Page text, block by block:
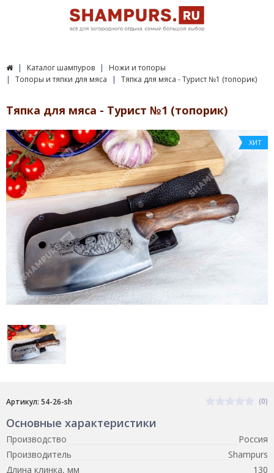
Каталог шампуров
Ножи и топоры
Топоры и тяпки для мяса
Тяпка для мяса - Турист №1 (топорик)
Тяпка для мяса - Турист №1 (топорик)
ХИТ
Артикул: 54-26-sh (0)
Основные характеристики
Производство
Россия
Производитель
Shampurs
Длина клинка, мм
130